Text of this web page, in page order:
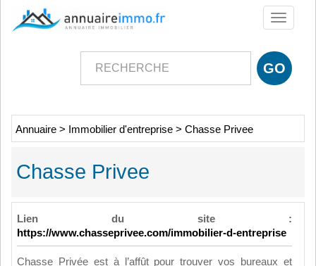
Toggle
Annuaire > Immobilier d'entreprise > Chasse Privee
Chasse Privee
Lien du site :
https://www.chasseprivee.com/immobilier-d-entreprise
Chasse Privée est à l’affût pour trouver vos bureaux et